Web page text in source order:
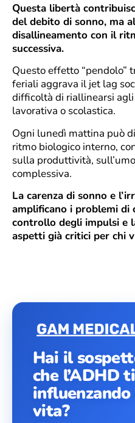
Questa libertà
del debito di sonno, ma
disallineamento con il
successiva.
Questo effetto “pendolo”
feriali aggrava il jet lag
difficoltà di riallinearsi
lavorativa o scolastica.
Ogni lunedì mattina può
ritmo biologico interno,
sulla produttività,
complessiva.
La carenza di sonno e
amplificano i problemi di
controllo degli impulsi e
aspetti già critici per chi
Hai il
che l’ADHD
vita?